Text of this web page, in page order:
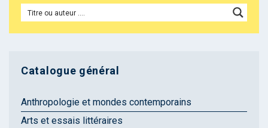
Catalogue général
Anthropologie et mondes contemporains
Arts et essais littéraires